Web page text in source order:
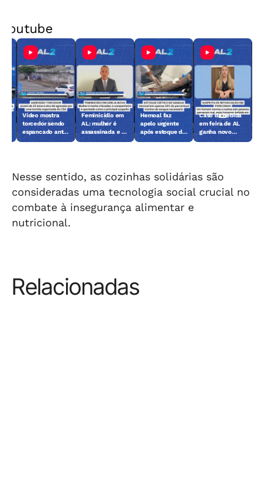
Vídeo mostra
torcedor sendo
espancado antes
Feminicídio em
AL: mulher é
assassinada e ex
Hemoal faz
apelo urgente
após estoque de
Caso da bebida
em feira de AL
ganha novo
Nesse sentido, as cozinhas solidárias são
consideradas uma tecnologia social crucial no
combate à insegurança alimentar e
nutricional.
Relacionadas